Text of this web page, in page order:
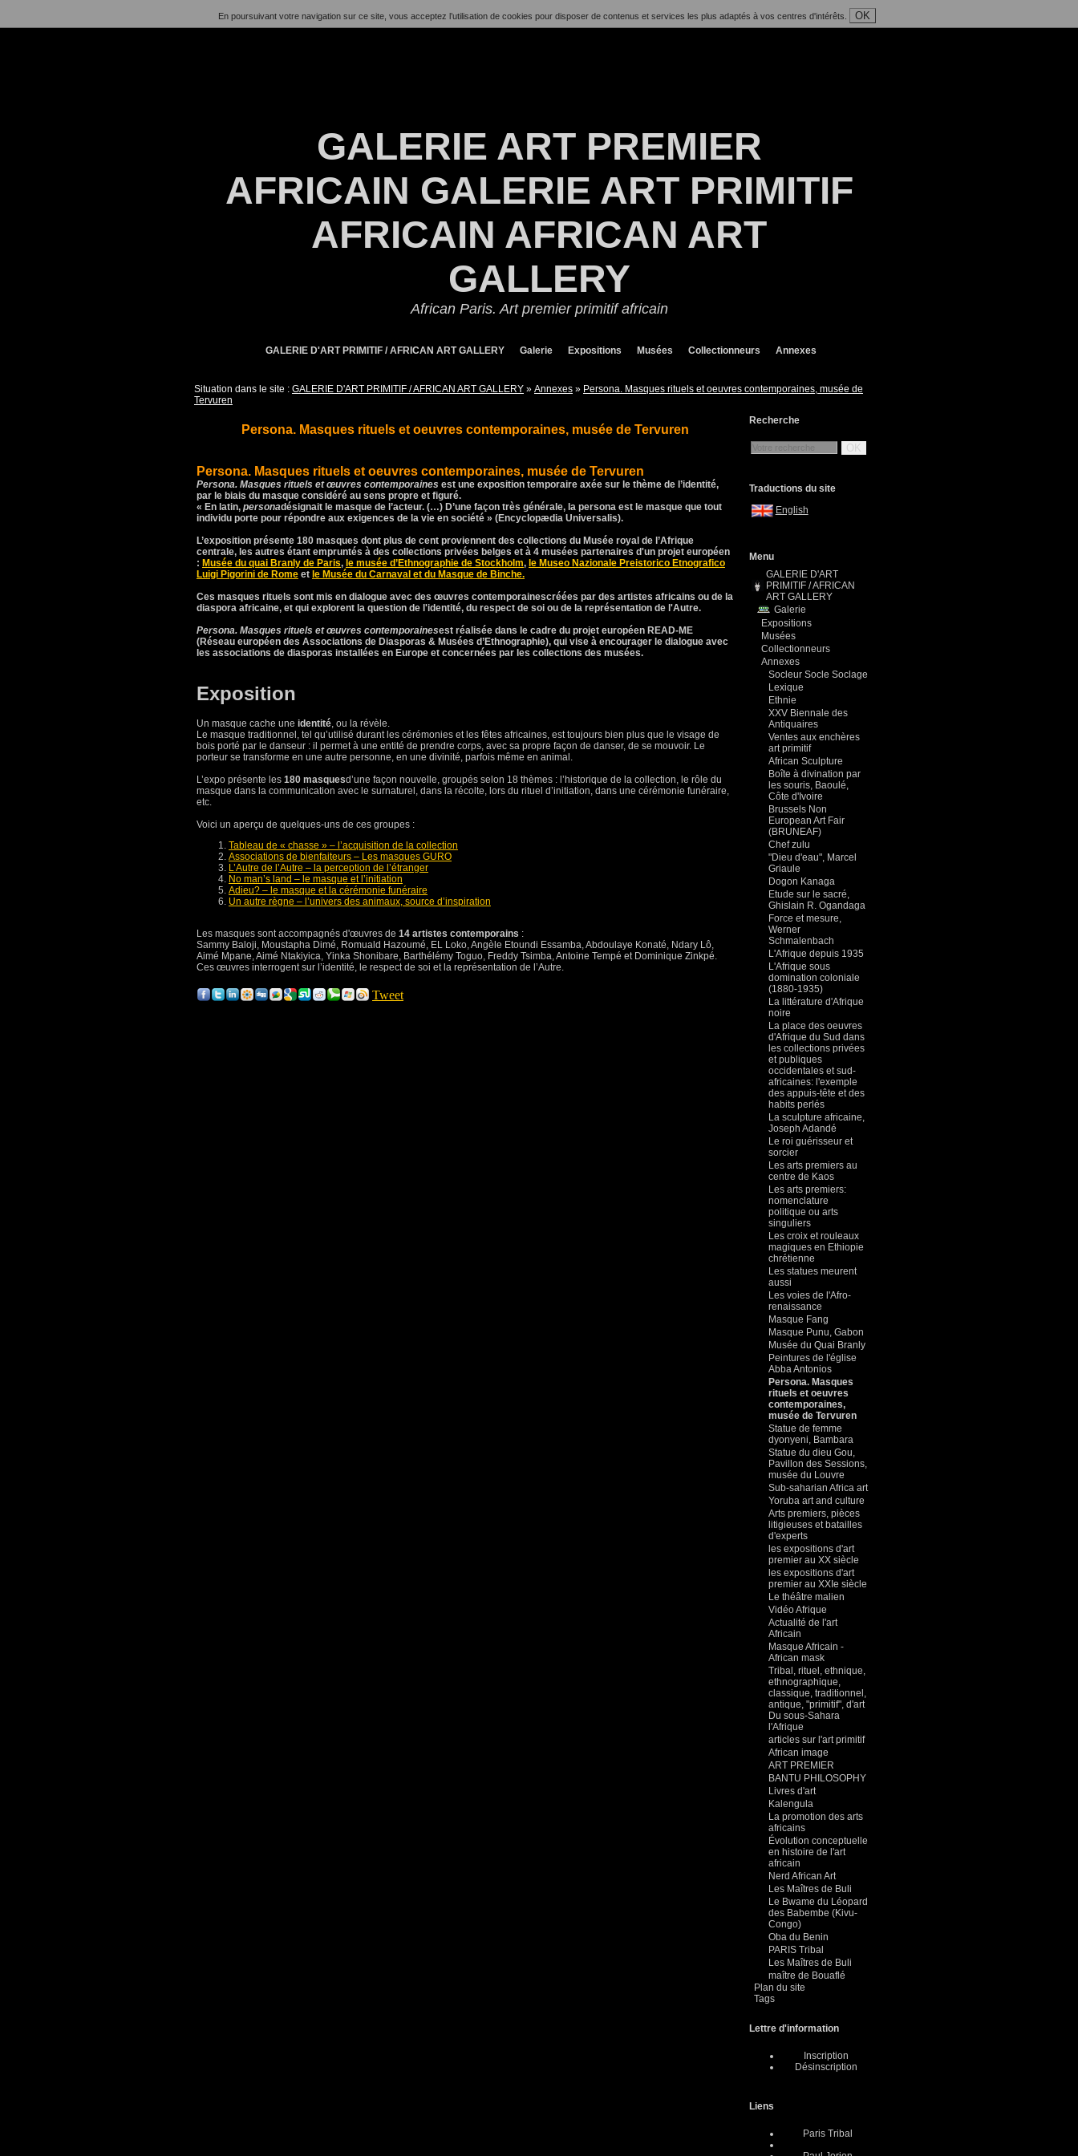
En poursuivant votre navigation sur ce site, vous acceptez l’utilisation de cookies pour disposer de contenus et services les plus adaptés à vos centres d'intérêts. OK
GALERIE ART PREMIER
AFRICAIN GALERIE ART PRIMITIF
AFRICAIN AFRICAN ART
GALLERY
African Paris. Art premier primitif africain
GALERIE D'ART PRIMITIF / AFRICAN ART GALLERY Galerie Expositions Musées Collectionneurs Annexes
Situation dans le site : GALERIE D'ART PRIMITIF / AFRICAN ART GALLERY » Annexes » Persona. Masques rituels et oeuvres contemporaines, musée de
Tervuren
Persona. Masques rituels et oeuvres contemporaines, musée de Tervuren
Persona. Masques rituels et oeuvres contemporaines, musée de Tervuren
Persona. Masques rituels et œuvres contemporaines est une exposition temporaire axée sur le thème de l’identité,
par le biais du masque considéré au sens propre et figuré.
« En latin, personadésignait le masque de l’acteur. (…) D’une façon très générale, la persona est le masque que tout
individu porte pour répondre aux exigences de la vie en société » (Encyclopædia Universalis).
L’exposition présente 180 masques dont plus de cent proviennent des collections du Musée royal de l’Afrique
centrale, les autres étant empruntés à des collections privées belges et à 4 musées partenaires d'un projet européen
: Musée du quai Branly de Paris, le musée d’Ethnographie de Stockholm, le Museo Nazionale Preistorico Etnografico
Luigi Pigorini de Rome et le Musée du Carnaval et du Masque de Binche.
Ces masques rituels sont mis en dialogue avec des œuvres contemporainescréées par des artistes africains ou de la
diaspora africaine, et qui explorent la question de l'identité, du respect de soi ou de la représentation de l'Autre.
Persona. Masques rituels et œuvres contemporainesest réalisée dans le cadre du projet européen READ-ME
(Réseau européen des Associations de Diasporas & Musées d’Ethnographie), qui vise à encourager le dialogue avec
les associations de diasporas installées en Europe et concernées par les collections des musées.
Exposition
Un masque cache une identité, ou la révèle.
Le masque traditionnel, tel qu’utilisé durant les cérémonies et les fêtes africaines, est toujours bien plus que le visage de
bois porté par le danseur : il permet à une entité de prendre corps, avec sa propre façon de danser, de se mouvoir. Le
porteur se transforme en une autre personne, en une divinité, parfois même en animal.
L’expo présente les 180 masquesd’une façon nouvelle, groupés selon 18 thèmes : l’historique de la collection, le rôle du
masque dans la communication avec le surnaturel, dans la récolte, lors du rituel d’initiation, dans une cérémonie funéraire,
etc.
Voici un aperçu de quelques-uns de ces groupes :
Tableau de « chasse » – l’acquisition de la collection
Associations de bienfaiteurs – Les masques GURO
L’Autre de l’Autre – la perception de l’étranger
No man’s land – le masque et l’initiation
Adieu? – le masque et la cérémonie funéraire
Un autre règne – l’univers des animaux, source d’inspiration
Les masques sont accompagnés d'œuvres de 14 artistes contemporains :
Sammy Baloji, Moustapha Dimé, Romuald Hazoumé, EL Loko, Angèle Etoundi Essamba, Abdoulaye Konaté, Ndary Lô,
Aimé Mpane, Aimé Ntakiyica, Yinka Shonibare, Barthélémy Toguo, Freddy Tsimba, Antoine Tempé et Dominique Zinkpé.
Ces œuvres interrogent sur l’identité, le respect de soi et la représentation de l’Autre.
Tweet
Recherche
OK
Traductions du site
English
Menu
GALERIE D'ART
PRIMITIF / AFRICAN
ART GALLERY
Galerie
Expositions
Musées
Collectionneurs
Annexes
Socleur Socle Soclage
Lexique
Ethnie
XXV Biennale des
Antiquaires
Ventes aux enchères
art primitif
African Sculpture
Boîte à divination par
les souris, Baoulé,
Côte d'Ivoire
Brussels Non
European Art Fair
(BRUNEAF)
Chef zulu
"Dieu d'eau", Marcel
Griaule
Dogon Kanaga
Etude sur le sacré,
Ghislain R. Ogandaga
Force et mesure,
Werner
Schmalenbach
L'Afrique depuis 1935
L'Afrique sous
domination coloniale
(1880-1935)
La littérature d'Afrique
noire
La place des oeuvres
d'Afrique du Sud dans
les collections privées
et publiques
occidentales et sud-
africaines: l'exemple
des appuis-tête et des
habits perlés
La sculpture africaine,
Joseph Adandé
Le roi guérisseur et
sorcier
Les arts premiers au
centre de Kaos
Les arts premiers:
nomenclature
politique ou arts
singuliers
Les croix et rouleaux
magiques en Ethiopie
chrétienne
Les statues meurent
aussi
Les voies de l'Afro-
renaissance
Masque Fang
Masque Punu, Gabon
Musée du Quai Branly
Peintures de l'église
Abba Antonios
Persona. Masques
rituels et oeuvres
contemporaines,
musée de Tervuren
Statue de femme
dyonyeni, Bambara
Statue du dieu Gou,
Pavillon des Sessions,
musée du Louvre
Sub-saharian Africa art
Yoruba art and culture
Arts premiers, pièces
litigieuses et batailles
d'experts
les expositions d'art
premier au XX siècle
les expositions d'art
premier au XXIe siècle
Le théâtre malien
Vidéo Afrique
Actualité de l'art
Africain
Masque Africain -
African mask
Tribal, rituel, ethnique,
ethnographique,
classique, traditionnel,
antique, "primitif", d'art
Du sous-Sahara
l'Afrique
articles sur l'art primitif
African image
ART PREMIER
BANTU PHILOSOPHY
Livres d'art
Kalengula
La promotion des arts
africains
Évolution conceptuelle
en histoire de l'art
africain
Nerd African Art
Les Maîtres de Buli
Le Bwame du Léopard
des Babembe (Kivu-
Congo)
Oba du Benin
PARIS Tribal
Les Maîtres de Buli
maître de Bouaflé
Plan du site
Tags
Lettre d'information
Inscription
Désinscription
Liens
Paris Tribal